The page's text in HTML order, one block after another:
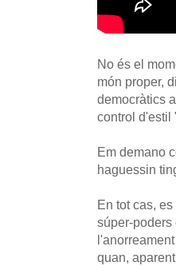
No és el
món proper,
democràtics
control d'estil
Em demano
haguessin
En tot cas,
súper-
quan,